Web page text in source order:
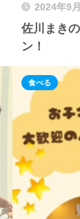
2024年9
佐川まき
ン！
食べる